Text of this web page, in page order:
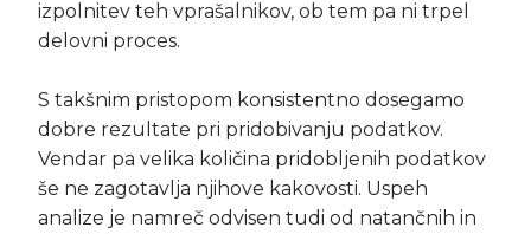
izpolnitev teh vprašalnikov, ob tem pa ni trpel
delovni proces.
S takšnim pristopom konsistentno dosegamo
dobre rezultate pri pridobivanju podatkov.
Vendar pa velika količina pridobljenih podatkov
še ne zagotavlja njihove kakovosti. Uspeh
analize je namreč odvisen tudi od natančnih in